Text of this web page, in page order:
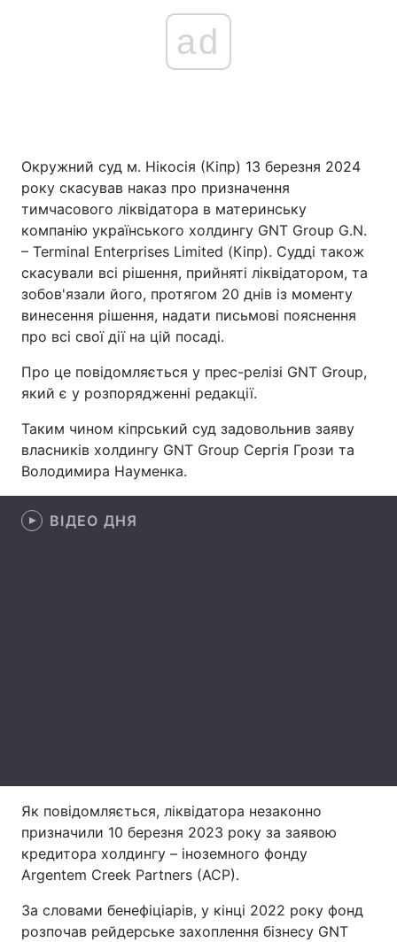
Головна Війна
Україна Політика
Економіка Світ
Спорт Наука
Зброя Інциденти
Здоров'я Туризм
Цікавинки
Екологія
ad
Окружний суд м. Нікосія (Кіпр) 13 березня 2024
року скасував наказ про призначення
тимчасового ліквідатора в материнську
компанію українського холдингу GNT Group G.N.
– Terminal Enterprises Limited (Кіпр). Судді також
скасували всі рішення, прийняті ліквідатором, та
зобов'язали його, протягом 20 днів із моменту
винесення рішення, надати письмові пояснення
про всі свої дії на цій посаді.
Про це повідомляється у прес-релізі GNT Group,
який є у розпорядженні редакції.
Таким чином кіпрський суд задовольнив заяву
власників холдингу GNT Group Сергія Грози та
Володимира Науменка.
ВІДЕО ДНЯ
Як повідомляється, ліквідатора незаконно
призначили 10 березня 2023 року за заявою
кредитора холдингу – іноземного фонду
Argentem Creek Partners (ACP).
За словами бенефіціарів, у кінці 2022 року фонд
розпочав рейдерське захоплення бізнесу GNT